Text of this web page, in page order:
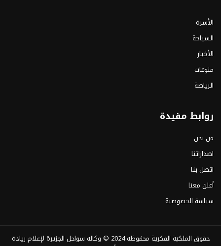
الأسرة
السياحة
الأخبار
منوعات
الرياضة
روابط مفيدة
من نحن
اصداراتنا
اتصل بنا
أعلن معنا
سياسة الخصوصية
حقوق الملكية الفكرية محفوظة 2024 ©
وكالة سواحل الجزيرة لإعلام ريادة